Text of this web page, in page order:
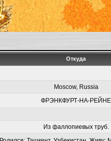
Откуда
Moscow, Russia
ФРЭНКФУРТ-НА-РЕЙНЕ
Из фаллопиевых труб.